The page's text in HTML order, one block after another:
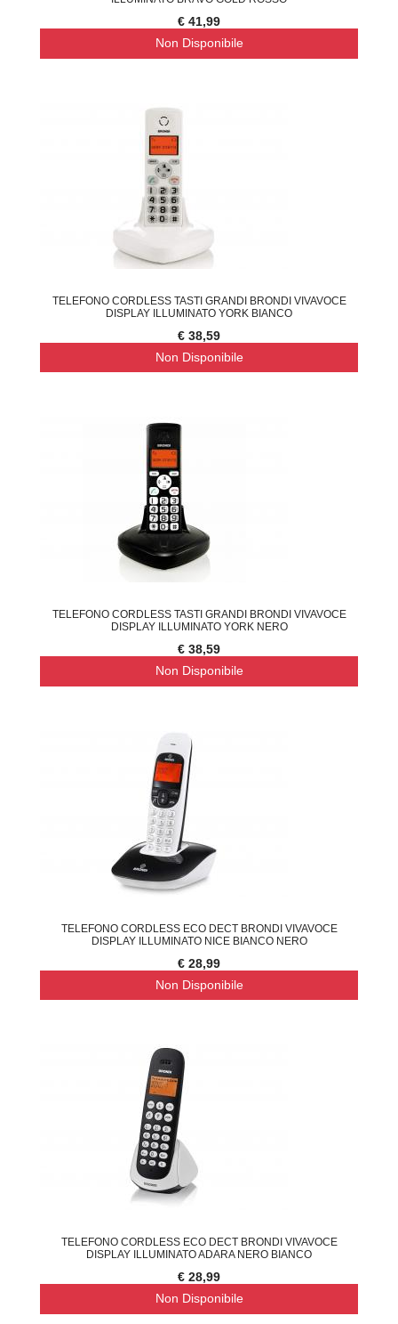
€ 41,99
Non Disponibile
TELEFONO CORDLESS TASTI GRANDI BRONDI VIVAVOCE
DISPLAY ILLUMINATO YORK BIANCO
€ 38,59
Non Disponibile
TELEFONO CORDLESS TASTI GRANDI BRONDI VIVAVOCE
DISPLAY ILLUMINATO YORK NERO
€ 38,59
Non Disponibile
TELEFONO CORDLESS ECO DECT BRONDI VIVAVOCE
DISPLAY ILLUMINATO NICE BIANCO NERO
€ 28,99
Non Disponibile
TELEFONO CORDLESS ECO DECT BRONDI VIVAVOCE
DISPLAY ILLUMINATO ADARA NERO BIANCO
€ 28,99
Non Disponibile